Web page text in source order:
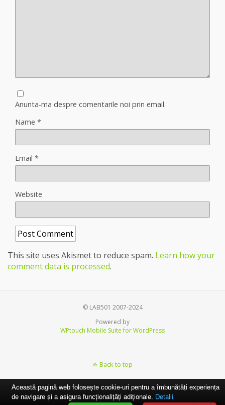
Anunta-ma despre comentarile noi prin email.
Name *
Email *
Website
This site uses Akismet to reduce spam. Learn how your
comment data is processed.
© LAB501 2007-2024
Powered by
WPtouch Mobile Suite for WordPress
Back to top
Această pagină web folosește cookie-uri pentru a îmbunătăți experiența
de navigare și a asigura funcționalițăți adiționale. Detalii